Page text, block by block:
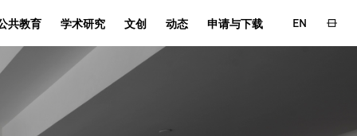
共教育 学术研究 文创 动态 申请与下载 EN